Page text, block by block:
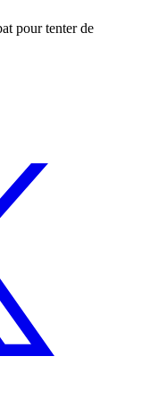
pour tenter de